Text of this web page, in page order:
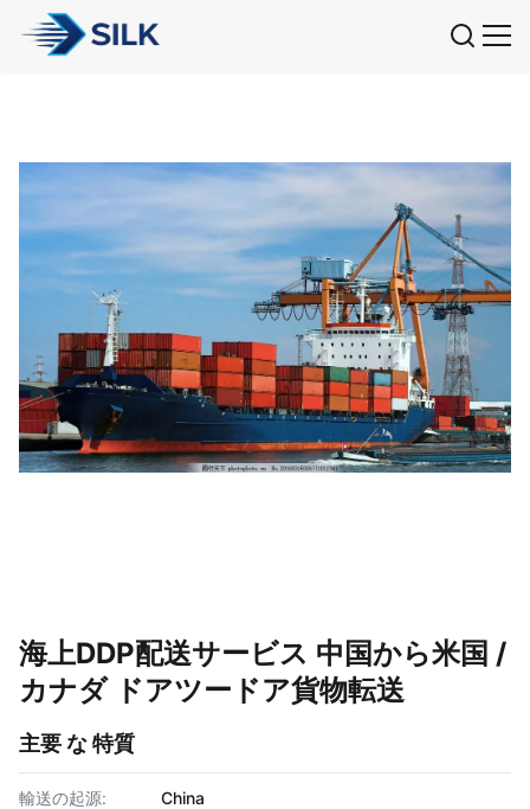
海上DDP配送サービス 中国から米国 /
カナダ ドアツードア貨物転送
主要 な 特質
輸送の起源:
China